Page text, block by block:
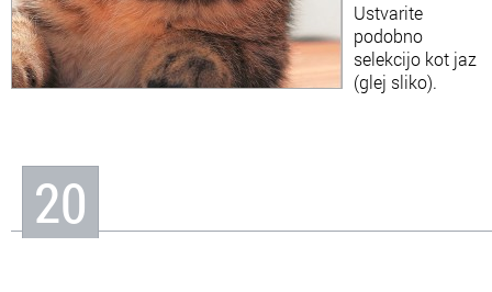
Ustvarite
podobno
selekcijo kot jaz
(glej sliko).
20